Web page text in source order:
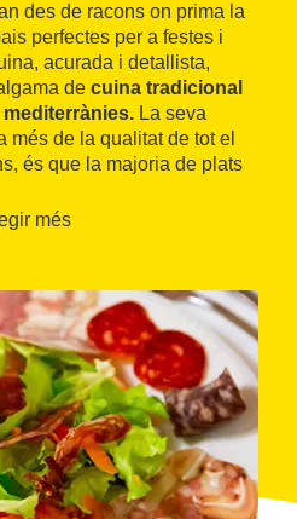
des de racons on prima la
perfectes per a festes i
acurada i detallista,
de cuina tradicional
La seva
més de la qualitat de tot el
és que la majoria de plats
més